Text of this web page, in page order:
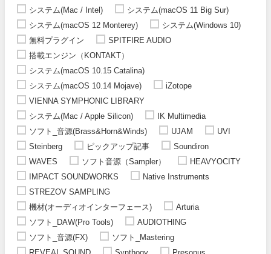
システム(Mac / Intel)
システム(macOS 11 Big Sur)
システム(macOS 12 Monterey)
システム(Windows 10)
無料プラグイン
SPITFIRE AUDIO
搭載エンジン（KONTAKT）
システム(macOS 10.15 Catalina)
システム(macOS 10.14 Mojave)
iZotope
VIENNA SYMPHONIC LIBRARY
システム(Mac / Apple Silicon)
IK Multimedia
ソフト_音源(Brass&Horn&Winds)
UJAM
UVI
Steinberg
ピックアップ記事
Soundiron
WAVES
ソフト音源（Sampler）
HEAVYOCITY
IMPACT SOUNDWORKS
Native Instruments
STREZOV SAMPLING
機材(オーディオインターフェース)
Arturia
ソフト_DAW(Pro Tools)
AUDIOTHING
ソフト_音源(FX)
ソフト_Mastering